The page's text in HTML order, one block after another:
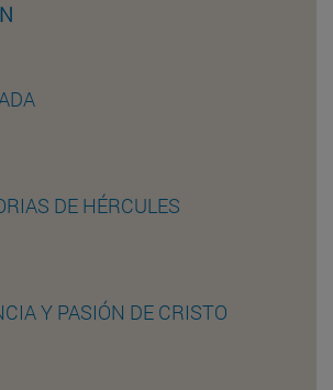
DE HÉRCULES
Y PASIÓN DE CRISTO